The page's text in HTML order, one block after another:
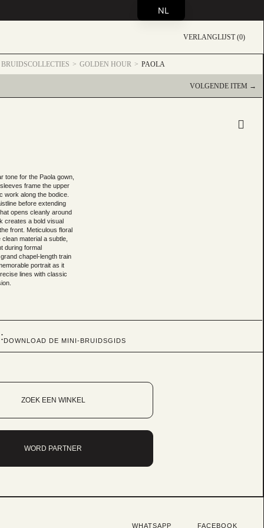
VERLANGLIJST (0)
BRUIDSCOLLECTIES GOLDEN HOUR PAOLA
VOLGENDE ITEM →
tone for the Paola gown,
frame the upper
work along the bodice.
before extending
opens cleanly around
creates a bold visual
front. Meticulous floral
material a subtle,
during formal
chapel-length train
portrait as it
lines with classic
DOWNLOAD DE MINI-BRUIDSGIDS
ZOEK EEN WINKEL
WORD PARTNER
WHATSAPP FACEBOOK
NL